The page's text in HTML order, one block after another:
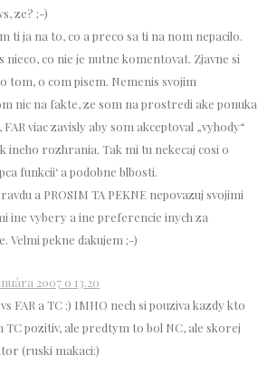
ze? ;-)
ti ja na to, co a preco sa ti na nom nepacilo.
nieco, co nie je nutne komentovat. Zjavne si
tom, o com pisem. Nemenis svojim
nic na fakte, ze som na prostredi ake ponuka
FAR viac zavisly aby som akceptoval „vyhody“
ineho rozhrania. Tak mi tu nekecaj cosi o
funkcii‘ a podobne blbosti.
a PROSIM TA PEKNE nepovazuj svojimi
ine vybery a ine preferencie inych za
Velmi pekne dakujem ;-)
2007 o 13.20
FAR a TC :) IMHO nech si pouziva kazdy kto
TC pozitiv, ale predtym to bol NC, ale skorej
(ruski makaci:)